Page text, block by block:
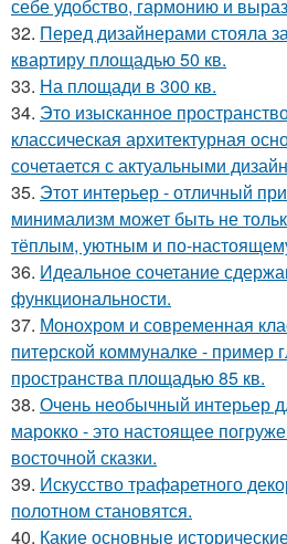
себе удобство, гармонию и
32. Перед дизайнерами стояла
квартиру площадью 50 кв.
33. На площади в 300 кв.
34. Это изысканное
классическая архитектурная
сочетается с актуальными
35. Этот интерьер - отличный
минимализм может быть не
тёплым, уютным и по-
36. Идеальное сочетание
функциональности.
37. Монохром и современная
питерской коммуналке - пример
пространства площадью 85 кв.
38. Очень необычный интерьер
марокко - это настоящее
восточной сказки.
39. Искусство трафаретного
полотном становятся.
40. Какие основные